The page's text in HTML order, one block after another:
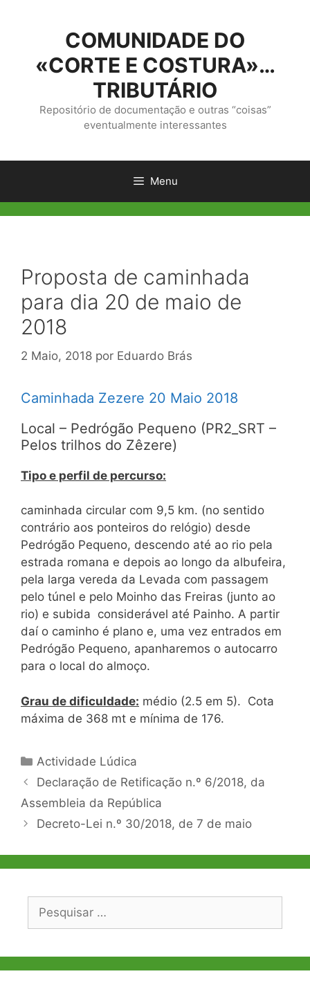
conteúdo
COMUNIDADE DO
«CORTE E COSTURA»…
TRIBUTÁRIO
Repositório de documentação e outras “coisas”
eventualmente interessantes
Menu
Proposta de caminhada
para dia 20 de maio de
2018
2 Maio, 2018 por Eduardo Brás
Caminhada Zezere 20 Maio 2018
Local – Pedrógão Pequeno (PR2_SRT –
Pelos trilhos do Zêzere)
Tipo e perfil de percurso:
caminhada circular com 9,5 km. (no sentido
contrário aos ponteiros do relógio) desde
Pedrógão Pequeno, descendo até ao rio pela
estrada romana e depois ao longo da albufeira,
pela larga vereda da Levada com passagem
pelo túnel e pelo Moinho das Freiras (junto ao
rio) e subida considerável até Painho. A partir
daí o caminho é plano e, uma vez entrados em
Pedrógão Pequeno, apanharemos o autocarro
para o local do almoço.
Grau de dificuldade: médio (2.5 em 5). Cota
máxima de 368 mt e mínima de 176.
Categorias
Actividade Lúdica
Navegação
de
Declaração de Retificação n.º 6/2018, da
Assembleia da República
Decreto-Lei n.º 30/2018, de 7 de maio
por: